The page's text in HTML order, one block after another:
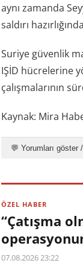
aynı zamanda
saldırı
Suriye güvenlik
IŞİD hücrelerine
çalışmalarının
Kaynak: Mira
💬 Yorumları göster
ÖZEL HABER
“Çatışma
07.08.2026 23:22